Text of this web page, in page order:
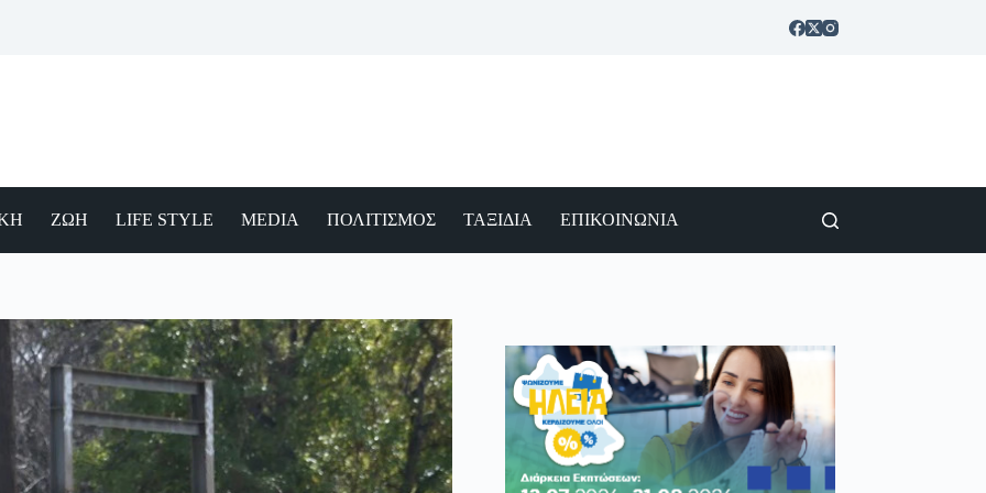
ΖΩΗ LIFE STYLE MEDIA ΠΟΛΙΤΙΣΜΟΣ ΤΑΞΙΔΙΑ ΕΠΙΚΟΙΝΩΝΙΑ